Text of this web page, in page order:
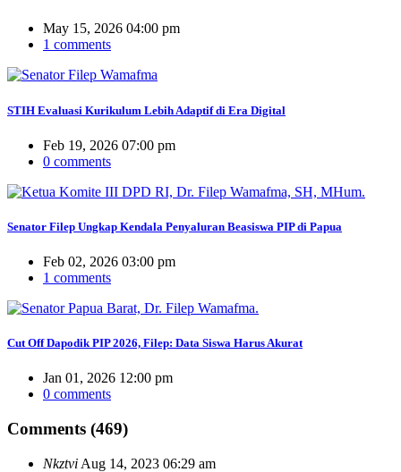
May 15, 2026 04:00 pm
1 comments
STIH Evaluasi Kurikulum Lebih Adaptif di Era Digital
Feb 19, 2026 07:00 pm
0 comments
Senator Filep Ungkap Kendala Penyaluran Beasiswa PIP di Papua
Feb 02, 2026 03:00 pm
1 comments
Cut Off Dapodik PIP 2026, Filep: Data Siswa Harus Akurat
Jan 01, 2026 12:00 pm
0 comments
Comments (469)
Nkztvi Aug 14, 2023 06:29 am